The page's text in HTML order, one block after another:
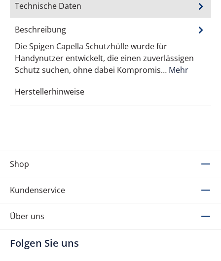
Technische Daten
Beschreibung
Die Spigen Capella Schutzhülle wurde für
Handynutzer entwickelt, die einen zuverlässigen
Schutz suchen, ohne dabei Kompromis… Mehr
Herstellerhinweise
Shop
Kundenservice
Über uns
Folgen Sie uns